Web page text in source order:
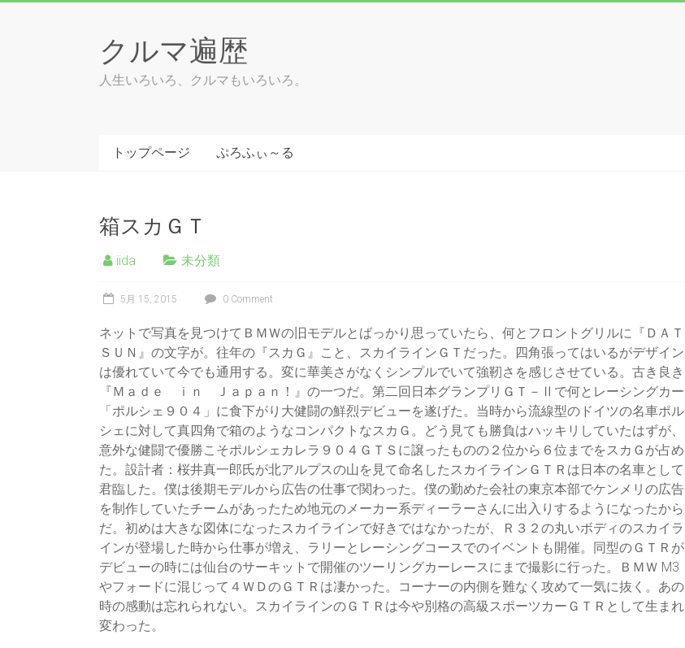
クルマ遍歴
人生いろいろ、クルマもいろいろ。
トップページ ぷろふぃ～る
箱スカＧＴ
iida 未分類
5月 15, 2015 0 Comment
ネットで写真を見つけてＢＭＷの旧モデルとばっかり思っていたら、何とフロントグリルに『ＤＡＴ
ＳＵＮ』の文字が。往年の『スカＧ』こと、スカイラインＧＴだった。四角張ってはいるがデザイン
は優れていて今でも通用する。変に華美さがなくシンプルでいて強靭さを感じさせている。古き良き
『Ｍａｄｅ ｉｎ Ｊａｐａｎ！』の一つだ。第二回日本グランプリＧＴ－Ⅱで何とレーシングカー
「ポルシェ９０４」に食下がり大健闘の鮮烈デビューを遂げた。当時から流線型のドイツの名車ポル
シェに対して真四角で箱のようなコンパクトなスカＧ。どう見ても勝負はハッキリしていたはずが、
意外な健闘で優勝こそポルシェカレラ９０４ＧＴＳに譲ったものの２位から６位までをスカＧが占め
た。設計者：桜井真一郎氏が北アルプスの山を見て命名したスカイラインＧＴＲは日本の名車として
君臨した。僕は後期モデルから広告の仕事で関わった。僕の勤めた会社の東京本部でケンメリの広告
を制作していたチームがあったため地元のメーカー系ディーラーさんに出入りするようになったから
だ。初めは大きな図体になったスカイラインで好きではなかったが、Ｒ３２の丸いボディのスカイラ
インが登場した時から仕事が増え、ラリーとレーシングコースでのイベントも開催。同型のＧＴＲが
デビューの時には仙台のサーキットで開催のツーリングカーレースにまで撮影に行った。ＢＭＷ M3
やフォードに混じって４ＷＤのＧＴＲは凄かった。コーナーの内側を難なく攻めて一気に抜く。あの
時の感動は忘れられない。スカイラインのＧＴＲは今や別格の高級スポーツカーＧＴＲとして生まれ
変わった。